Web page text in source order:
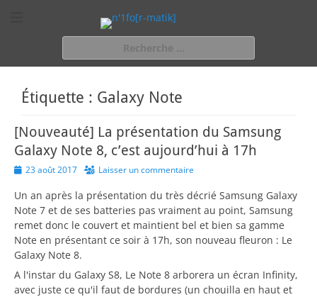
n'1fo[r-matik]
Pour les nymphos d'infos en info…
Étiquette : Galaxy Note
[Nouveauté] La présentation du Samsung
Galaxy Note 8, c’est aujourd’hui à 17h
Posted
23 août 2017 Laisser un commentaire
Un an après la présentation du très décrié Samsung Galaxy
Note 7 et de ses batteries pas vraiment au point, Samsung
remet donc le couvert et maintient bel et bien sa gamme
Note en présentant ce soir à 17h, son nouveau fleuron : Le
Galaxy Note 8.
A l'instar du Galaxy S8, Le Note 8 arborera un écran Infinity,
avec juste ce qu'il faut de bordures (un chouilla en haut et